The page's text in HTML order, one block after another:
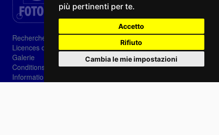
più pertinenti per te.
Accetto
Rifiuto
Cambia le mie impostazioni
Recherche
Licences d'image
Galerie
Conditions de vente
Informations sur les cookies